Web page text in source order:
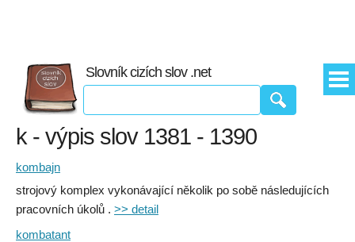
Slovník cizích slov .net
k - výpis slov 1381 - 1390
kombajn
strojový komplex vykonávající několik po sobě následujících
pracovních úkolů . >> detail
kombatant